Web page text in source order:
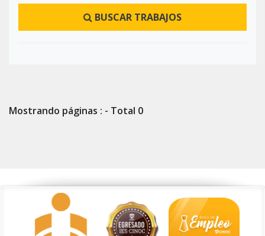
BUSCAR TRABAJOS
Mostrando páginas : - Total 0